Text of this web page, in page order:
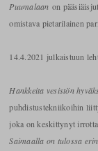
Puumalaan on
omistava pietarilainen
14.4.2021 julkaistuun
Hankkeita vesistön
puhdistustekniikoihin
joka on keskittynyt
Saimaalla on tulossa